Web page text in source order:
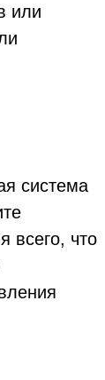
или
система
всего, что